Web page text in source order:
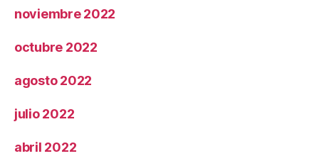
noviembre 2022
octubre 2022
agosto 2022
julio 2022
abril 2022